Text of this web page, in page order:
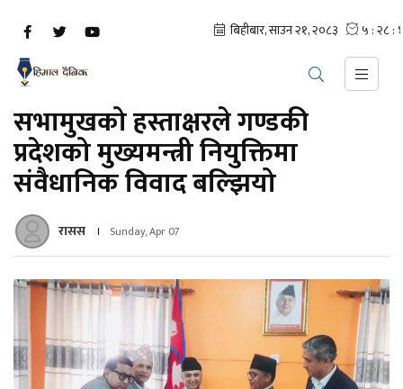
सभामुखको हस्ताक्षरले गण्डकी
प्रदेशको मुख्यमन्त्री नियुक्तिमा
संवैधानिक विवाद बल्झियो
रासस Sunday, Apr 07